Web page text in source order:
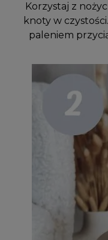
Korzystaj z
knoty w
paleniem